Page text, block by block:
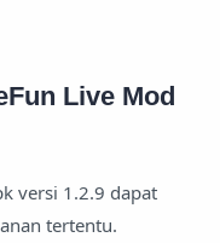
Live Mod
versi 1.2.9 dapat
tertentu.